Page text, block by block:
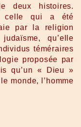
deux histoires.
celle qui a été
par la religion
qu’elle
téméraires
proposée par
qu’un « Dieu »
monde, l’homme